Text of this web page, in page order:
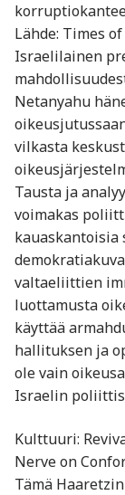
Lähde: Times
Israelilainen
Netanyahu
vilkasta
Tausta ja
voimakas
valtaeliittien
luottamusta
käyttää
hallituksen ja
ole vain
Israelin
Kulttuuri:
Nerve on
Tämä